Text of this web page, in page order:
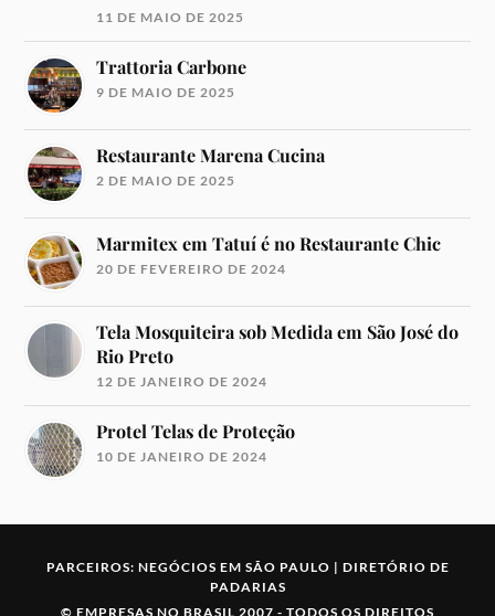
11 DE MAIO DE 2025
Trattoria Carbone
9 DE MAIO DE 2025
Restaurante Marena Cucina
2 DE MAIO DE 2025
Marmitex em Tatuí é no Restaurante Chic
20 DE FEVEREIRO DE 2024
Tela Mosquiteira sob Medida em São José do
Rio Preto
12 DE JANEIRO DE 2024
Protel Telas de Proteção
10 DE JANEIRO DE 2024
PARCEIROS: NEGÓCIOS EM SÃO PAULO | DIRETÓRIO DE
PADARIAS
© EMPRESAS NO BRASIL 2007 - TODOS OS DIREITOS